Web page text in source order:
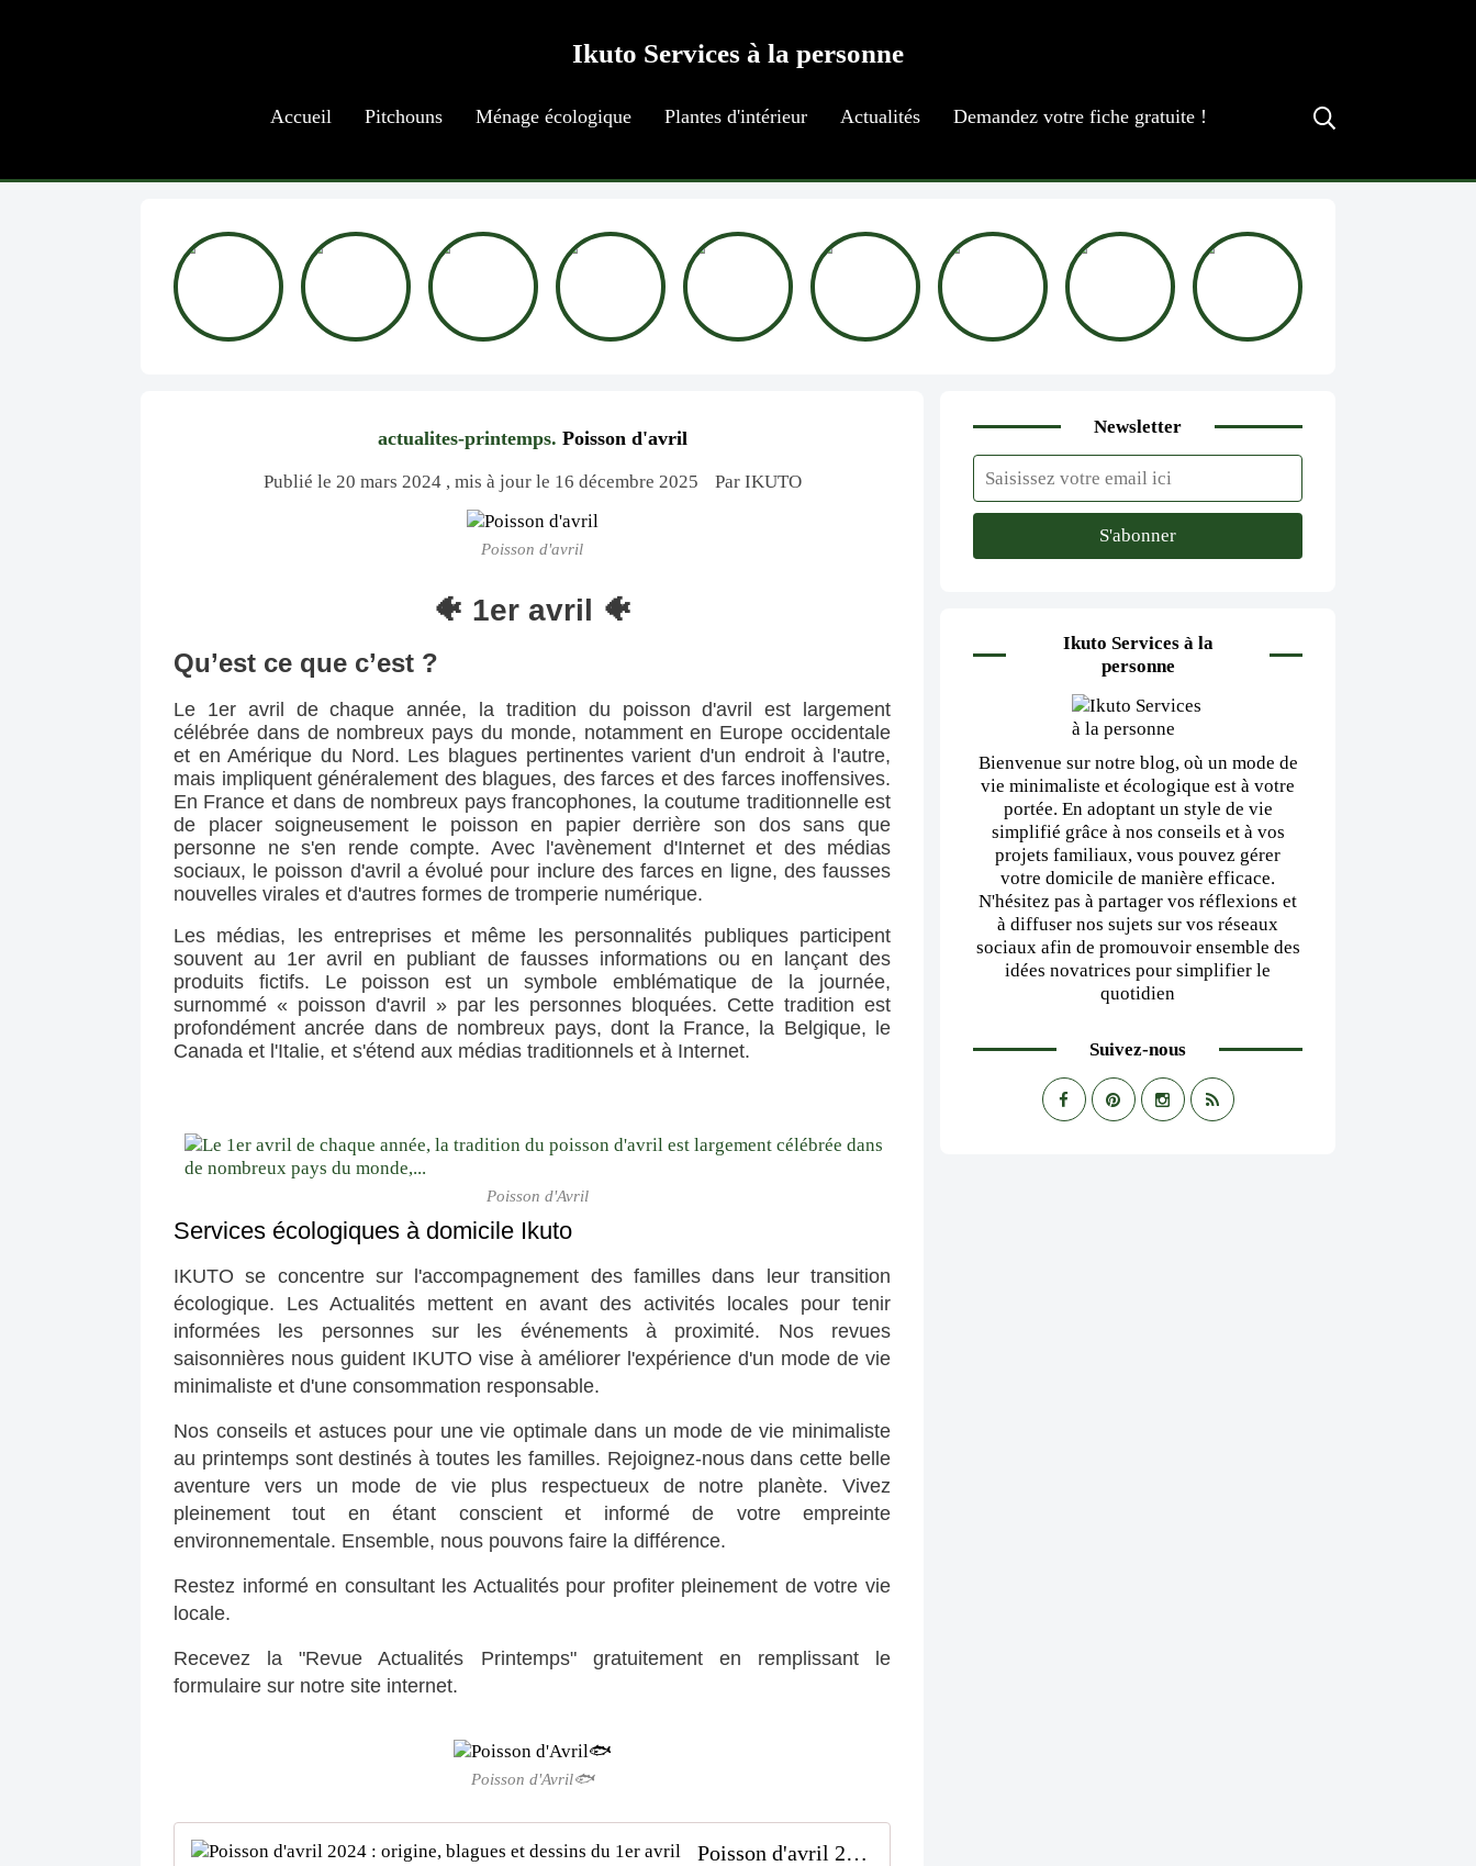
Ikuto Services à la personne
Accueil Pitchouns Ménage écologique Plantes d'intérieur Actualités Demandez votre fiche gratuite !
actualites-printemps. Poisson d'avril
Publié le 20 mars 2024 , mis à jour le 16 décembre 2025 Par IKUTO
Poisson d'avril
🐠 1er avril 🐠
Qu’est ce que c’est ?
Le 1er avril de chaque année, la tradition du poisson d'avril est largement
célébrée dans de nombreux pays du monde, notamment en Europe occidentale
et en Amérique du Nord. Les blagues pertinentes varient d'un endroit à l'autre,
mais impliquent généralement des blagues, des farces et des farces inoffensives.
En France et dans de nombreux pays francophones, la coutume traditionnelle est
de placer soigneusement le poisson en papier derrière son dos sans que
personne ne s'en rende compte. Avec l'avènement d'Internet et des médias
sociaux, le poisson d'avril a évolué pour inclure des farces en ligne, des fausses
nouvelles virales et d'autres formes de tromperie numérique.
Les médias, les entreprises et même les personnalités publiques participent
souvent au 1er avril en publiant de fausses informations ou en lançant des
produits fictifs. Le poisson est un symbole emblématique de la journée,
surnommé « poisson d'avril » par les personnes bloquées. Cette tradition est
profondément ancrée dans de nombreux pays, dont la France, la Belgique, le
Canada et l'Italie, et s'étend aux médias traditionnels et à Internet.
Poisson d'Avril
Services écologiques à domicile Ikuto
IKUTO se concentre sur l'accompagnement des familles dans leur transition
écologique. Les Actualités mettent en avant des activités locales pour tenir
informées les personnes sur les événements à proximité. Nos revues
saisonnières nous guident IKUTO vise à améliorer l'expérience d'un mode de vie
minimaliste et d'une consommation responsable.
Nos conseils et astuces pour une vie optimale dans un mode de vie minimaliste
au printemps sont destinés à toutes les familles. Rejoignez-nous dans cette belle
aventure vers un mode de vie plus respectueux de notre planète. Vivez
pleinement tout en étant conscient et informé de votre empreinte
environnementale. Ensemble, nous pouvons faire la différence.
Restez informé en consultant les Actualités pour profiter pleinement de votre vie
locale.
Recevez la "Revue Actualités Printemps" gratuitement en remplissant le
formulaire sur notre site internet.
Poisson d'Avril🐟
Poisson d'avril 2024 : origine, blagues et dessins du 1er avril
Newsletter
Ikuto Services à la
personne
Bienvenue sur notre blog, où un mode de
vie minimaliste et écologique est à votre
portée. En adoptant un style de vie
simplifié grâce à nos conseils et à vos
projets familiaux, vous pouvez gérer
votre domicile de manière efficace.
N'hésitez pas à partager vos réflexions et
à diffuser nos sujets sur vos réseaux
sociaux afin de promouvoir ensemble des
idées novatrices pour simplifier le
quotidien
Suivez-nous